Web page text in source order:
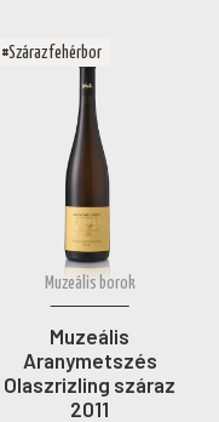
Muzeális borok
Muzeális
Aranymetszés
Olaszrizling száraz
2011
#Száraz fehérbor